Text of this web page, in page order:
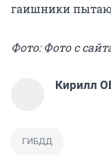
гаишники
Фото: Фото с
Кирилл
ГИБДД